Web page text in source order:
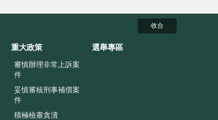
收合
重大政策
審慎辦理非常上訴案
件
妥慎審核刑事補償案
件
積極檢肅貪瀆
選舉專區